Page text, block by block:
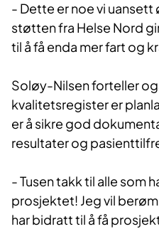
- Dette er noe vi uansett
støtten fra Helse Nord
til å få enda mer fart og
Soløy-Nilsen forteller
kvalitetsregister er
er å sikre god
resultater og
- Tusen takk til alle som
prosjektet! Jeg vil
har bidratt til å få